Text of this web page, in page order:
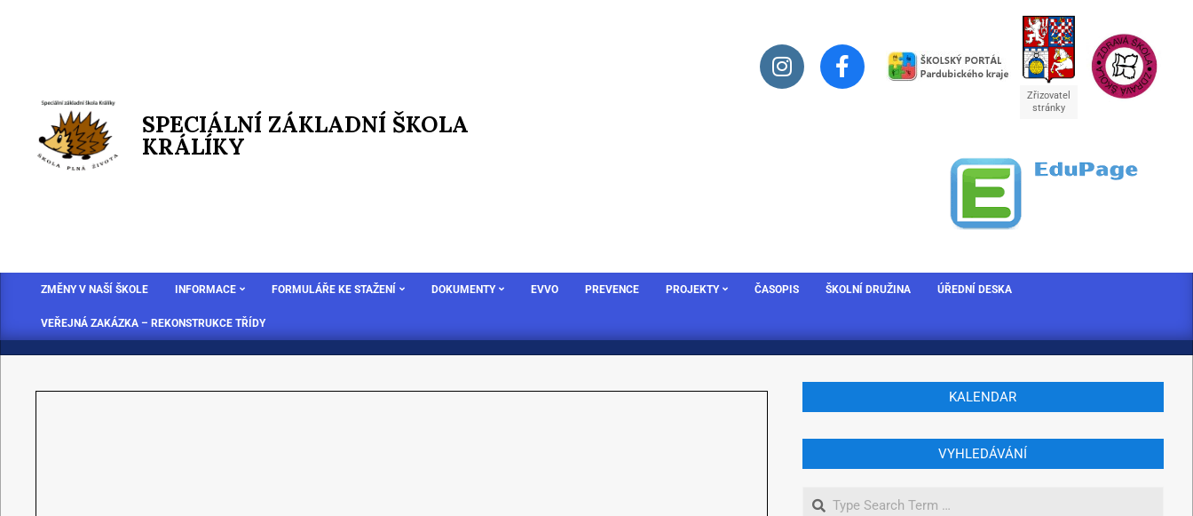
SPECIÁLNÍ ZÁKLADNÍ ŠKOLA
KRÁLÍKY
Zřizovatel
stránky
ZMĚNY V NAŠÍ ŠKOLE INFORMACE FORMULÁŘE KE STAŽENÍ DOKUMENTY EVVO PREVENCE PROJEKTY ČASOPIS ŠKOLNÍ DRUŽINA ÚŘEDNÍ DESKA
VEŘEJNÁ ZAKÁZKA – REKONSTRUKCE TŘÍDY
KALENDAR
VYHLEDÁVÁNÍ